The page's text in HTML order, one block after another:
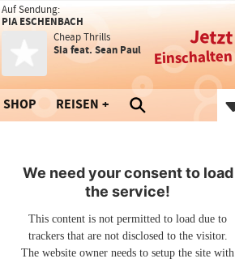
Auf Sendung:
PIA ESCHENBACH
Cheap Thrills
Sia feat. Sean Paul
Jetzt
Einschalten
SHOP REISEN
We need your consent to load
the service!
This content is not permitted to load due to
trackers that are not disclosed to the visitor.
The website owner needs to setup the site with